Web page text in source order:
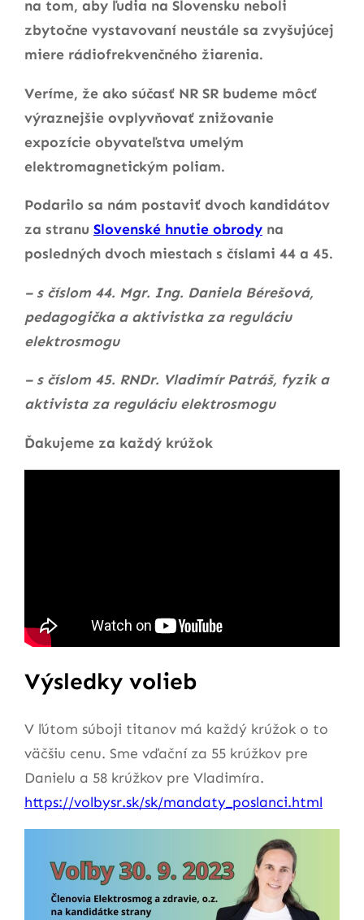
na tom, aby ľudia na Slovensku neboli
zbytočne vystavovaní neustále sa zvyšujúcej
miere rádiofrekvenčného žiarenia.
Veríme, že ako súčasť NR SR budeme môcť
výraznejšie ovplyvňovať znižovanie
expozície obyvateľstva umelým
elektromagnetickým poliam.
Podarilo sa nám postaviť dvoch kandidátov
za stranu Slovenské hnutie obrody na
posledných dvoch miestach s číslami 44 a 45.
– s číslom 44. Mgr. Ing. Daniela Bérešová,
pedagogička a aktivistka za reguláciu
elektrosmogu
– s číslom 45. RNDr. Vladimír Patráš, fyzik a
aktivista za reguláciu elektrosmogu
Ďakujeme za každý krúžok
Výsledky volieb
V ľútom súboji titanov má každý krúžok o to
väčšiu cenu. Sme vďační za 55 krúžkov pre
Danielu a 58 krúžkov pre Vladimíra.
https://volbysr.sk/sk/mandaty_poslanci.html